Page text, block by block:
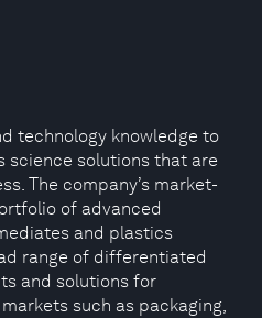
technology knowledge to
science solutions that are
The company’s market-
of advanced
and plastics
range of differentiated
and solutions for
such as packaging,